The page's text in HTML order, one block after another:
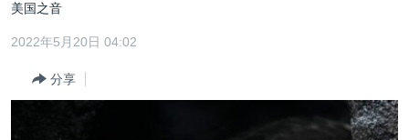
内
容
到
最新国际新闻
分类新闻
经济·金融·贸易
美国之音
2022年5月20日 04:02
分享